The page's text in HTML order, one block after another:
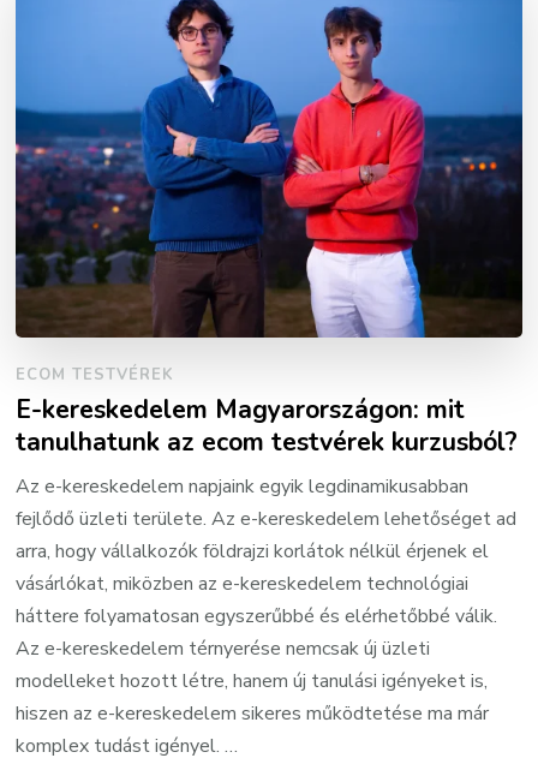
ECOM TESTVÉREK
E-kereskedelem Magyarországon: mit
tanulhatunk az ecom testvérek kurzusból?
Az e-kereskedelem napjaink egyik legdinamikusabban
fejlődő üzleti területe. Az e-kereskedelem lehetőséget ad
arra, hogy vállalkozók földrajzi korlátok nélkül érjenek el
vásárlókat, miközben az e-kereskedelem technológiai
háttere folyamatosan egyszerűbbé és elérhetőbbé válik.
Az e-kereskedelem térnyerése nemcsak új üzleti
modelleket hozott létre, hanem új tanulási igényeket is,
hiszen az e-kereskedelem sikeres működtetése ma már
komplex tudást igényel. …